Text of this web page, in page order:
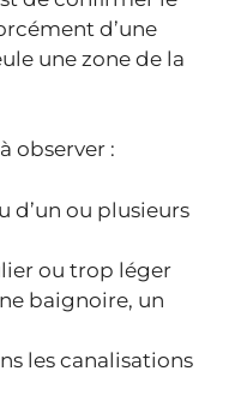
d’une
une zone de la
observer :
d’un ou plusieurs
ou trop léger
baignoire, un
les canalisations